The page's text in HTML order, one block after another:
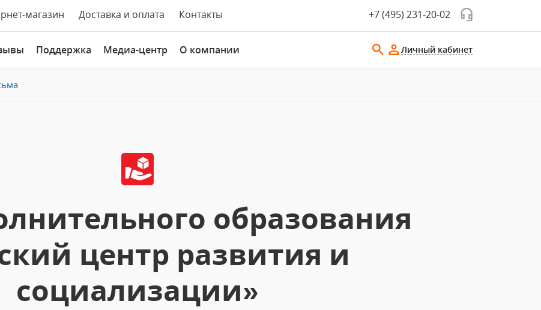
магазин Доставка и оплата Контакты +7 (495) 231-20-02
Поддержка Медиа-центр О компании Личный кабинет
образования
центр развития и
социализации»